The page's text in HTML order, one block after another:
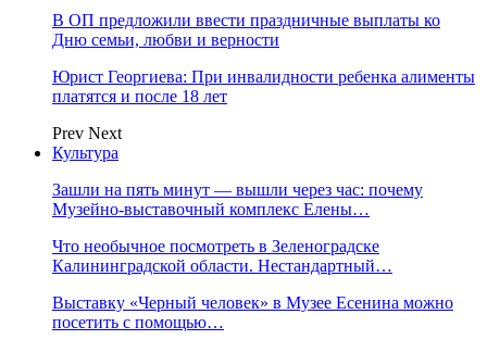
В ОП предложили ввести праздничные выплаты ко
Дню семьи, любви и верности
Юрист Георгиева: При инвалидности ребенка алименты
платятся и после 18 лет
Prev Next
Культура
Зашли на пять минут — вышли через час: почему
Музейно-выставочный комплекс Елены…
Что необычное посмотреть в Зеленоградске
Калининградской области. Нестандартный…
Выставку «Черный человек» в Музее Есенина можно
посетить с помощью…